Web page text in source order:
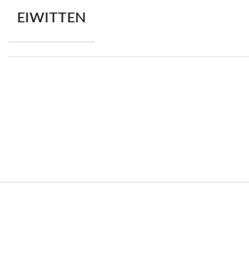
EIWITTEN